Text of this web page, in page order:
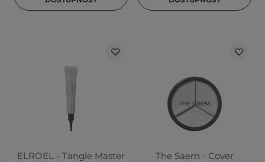
ELROEL - Tangle Master The Saem - Cover